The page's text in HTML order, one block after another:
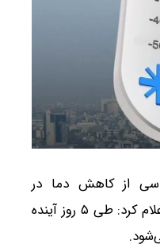
از کاهش دما در
شرق و شمال شرق خبر داد و اعلام کرد: طی ۵ روز آینده